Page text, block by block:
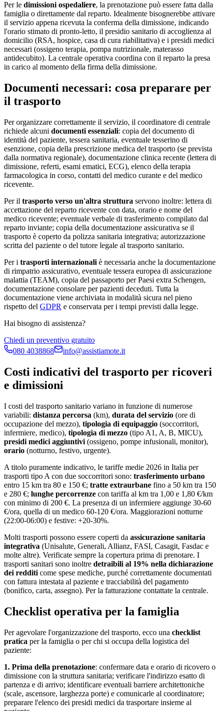
Per le dimissioni ospedaliere, la prenotazione può essere fatta dalla
famiglia o direttamente dal reparto. Idealmente bisognerebbe attivare
il servizio appena ricevuta la conferma della dimissione, indicando
l'orario stimato di pronto-letto, il presidio sanitario di accoglienza al
domicilio (RSA, hospice, casa di cura riabilitativa) e i presidi medici
necessari (ossigeno terapia, pompa nutrizionale, materasso
antidecubito). La centrale operativa coordina con il reparto la presa
in carico al momento della firma della dimissione.
Documenti necessari: cosa preparare per
il trasporto
Per organizzare correttamente il servizio, il coordinatore di centrale
richiede alcuni documenti essenziali: copia del documento di
identità del paziente, tessera sanitaria, eventuale tesserino di
esenzione, copia della prescrizione medica del trasporto (se prevista
dalla normativa regionale), documentazione clinica recente (lettera di
dimissione, referti, esami ematici, ECG), elenco della terapia
farmacologica in corso, contatti del medico curante e del medico
ricevente.
Per il trasporto verso un'altra struttura servono inoltre: lettera di
accettazione del reparto ricevente con data, orario e nome del
medico ricevente; eventuale verbale di trasferimento compilato dal
reparto inviante; copia della documentazione assicurativa se il
trasporto è coperto da polizza sanitaria integrativa; autorizzazione
scritta del paziente o del tutore legale al trasporto sanitario.
Per i trasporti internazionali è necessaria anche la documentazione
di rimpatrio assicurativo, eventuale tessera europea di assicurazione
malattia (TEAM), copia del passaporto per Paesi extra Schengen,
documentazione consolare per pazienti deceduti. Tutta la
documentazione viene archiviata in modalità sicura nel pieno
rispetto del GDPR e conservata per i tempi previsti dalla legge.
Hai bisogno di assistenza?
Chiedi un preventivo gratuito
080 4038868
info@assistiamote.it
Costi indicativi del trasporto per ricoveri
e dimissioni
I costi del trasporto sanitario variano in funzione di numerose
variabili: distanza percorsa (km), durata del servizio (ore di
occupazione del mezzo), tipologia di equipaggio (soccorritori,
infermiere, medico), tipologia di mezzo (tipo A1, A, B, MICU),
presidi medici aggiuntivi (ossigeno, pompe infusionali, monitor),
orario (notturno, festivo, urgente).
A titolo puramente indicativo, le tariffe medie 2026 in Italia per
trasporti tipo A con due soccorritori sono: trasferimento urbano
entro 15 km tra 80 e 150 €; tratte extraurbane fino a 50 km tra 150
e 280 €; lunghe percorrenze con tariffa al km tra 1,00 e 1,80 €/km
con minimo di 200 €. La presenza di un infermiere aggiunge 30-60
€/ora, quella di un medico 60-120 €/ora. Maggiorazioni notturne
(22:00-06:00) e festive: +20-30%.
Molti trasporti possono essere coperti da assicurazione sanitaria
integrativa (Unisalute, Generali, Allianz, FASI, Casagit, Fasdac e
molte altre). Verificate sempre la copertura prima di prenotare. I
trasporti sanitari sono inoltre detraibili al 19% nella dichiarazione
dei redditi come spese mediche, purché correttamente documentati
con fattura intestata al paziente e tracciabilità del pagamento
(bonifico, carta, assegno). Per la fatturazione contattate la centrale.
Checklist operativa per la famiglia
Per agevolare l'organizzazione del trasporto, ecco una checklist
pratica per la famiglia o per chi si occupa della logistica del
paziente:
1. Prima della prenotazione: confermare data e orario di ricovero o
dimissione con la struttura sanitaria; verificare l'indirizzo esatto di
partenza e di arrivo; identificare eventuali barriere architettoniche
(scale, ascensore, larghezza porte) e comunicarle al coordinatore;
preparare l'elenco dei presidi medici da trasportare insieme al